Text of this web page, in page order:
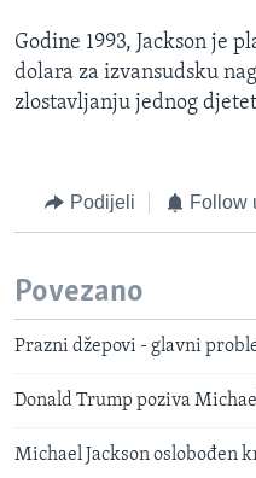
Learning English
Godine 1993, Jackson je
dolara za izvansudsku
zlostavljanju jednog
Podijeli Follow
Povezano
Prazni džepovi - glavni
Donald Trump poziva
Michael Jackson oslobođen